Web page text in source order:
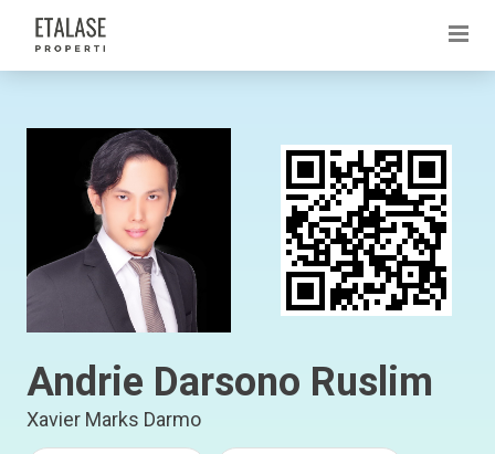
Andrie Darsono Ruslim
Xavier Marks Darmo